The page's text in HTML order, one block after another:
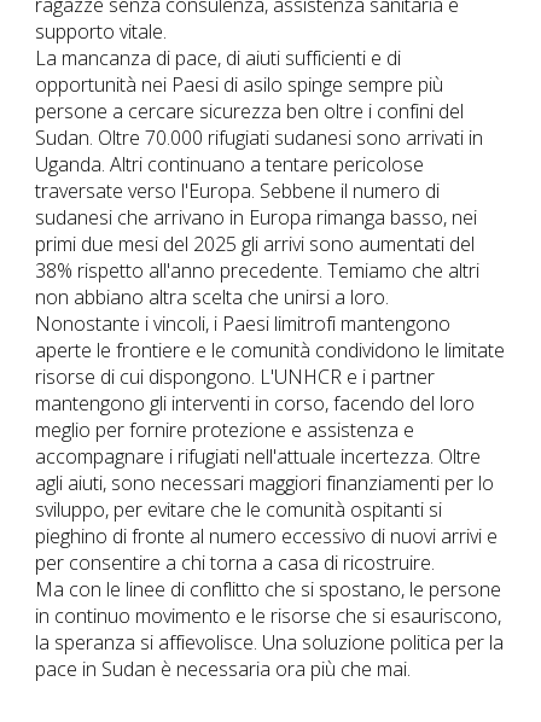
supporto vitale.
La mancanza di pace, di aiuti sufficienti e di
opportunità nei Paesi di asilo spinge sempre più
persone a cercare sicurezza ben oltre i confini del
Sudan. Oltre 70.000 rifugiati sudanesi sono arrivati in
Uganda. Altri continuano a tentare pericolose
traversate verso l'Europa. Sebbene il numero di
sudanesi che arrivano in Europa rimanga basso, nei
primi due mesi del 2025 gli arrivi sono aumentati del
38% rispetto all'anno precedente. Temiamo che altri
non abbiano altra scelta che unirsi a loro.
Nonostante i vincoli, i Paesi limitrofi mantengono
aperte le frontiere e le comunità condividono le limitate
risorse di cui dispongono. L'UNHCR e i partner
mantengono gli interventi in corso, facendo del loro
meglio per fornire protezione e assistenza e
accompagnare i rifugiati nell'attuale incertezza. Oltre
agli aiuti, sono necessari maggiori finanziamenti per lo
sviluppo, per evitare che le comunità ospitanti si
pieghino di fronte al numero eccessivo di nuovi arrivi e
per consentire a chi torna a casa di ricostruire.
Ma con le linee di conflitto che si spostano, le persone
in continuo movimento e le risorse che si esauriscono,
la speranza si affievolisce. Una soluzione politica per la
pace in Sudan è necessaria ora più che mai.